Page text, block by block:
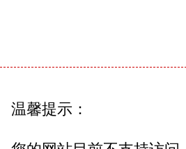
温馨提示：